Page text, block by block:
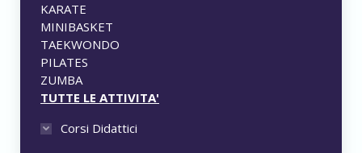
KARATE
MINIBASKET
TAEKWONDO
PILATES
ZUMBA
TUTTE LE ATTIVITA'
Corsi Didattici